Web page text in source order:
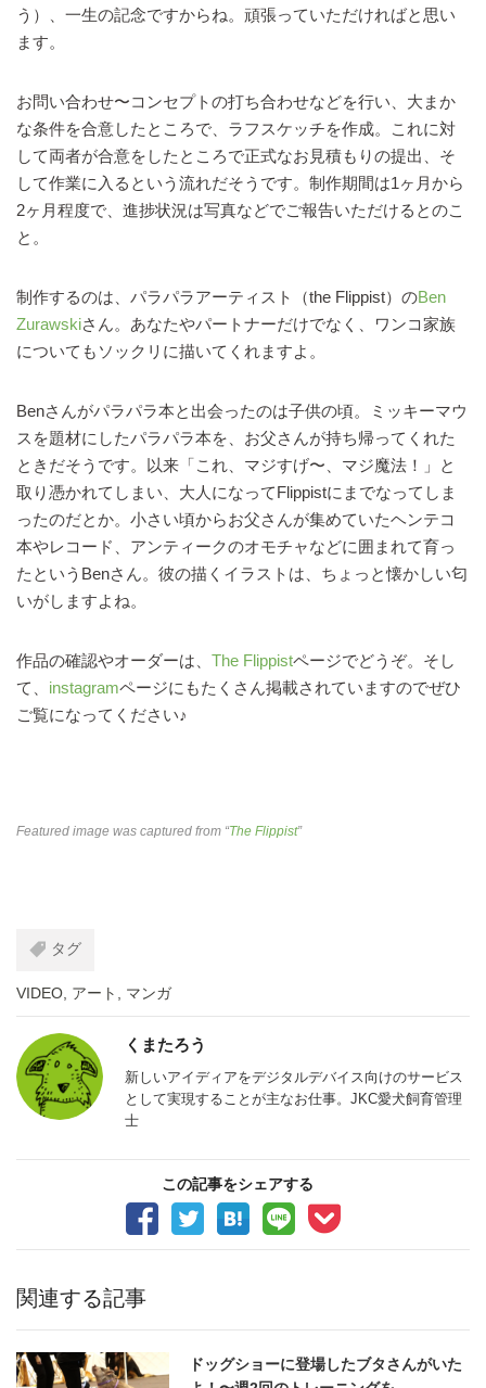
う）、一生の記念ですからね。頑張っていただければと思い
ます。
お問い合わせ〜コンセプトの打ち合わせなどを行い、大まか
な条件を合意したところで、ラフスケッチを作成。これに対
して両者が合意をしたところで正式なお見積もりの提出、そ
して作業に入るという流れだそうです。制作期間は1ヶ月から
2ヶ月程度で、進捗状況は写真などでご報告いただけるとのこ
と。
制作するのは、パラパラアーティスト（the Flippist）のBen
Zurawskiさん。あなたやパートナーだけでなく、ワンコ家族
についてもソックリに描いてくれますよ。
Benさんがパラパラ本と出会ったのは子供の頃。ミッキーマウ
スを題材にしたパラパラ本を、お父さんが持ち帰ってくれた
ときだそうです。以来「これ、マジすげ〜、マジ魔法！」と
取り憑かれてしまい、大人になってFlippistにまでなってしま
ったのだとか。小さい頃からお父さんが集めていたヘンテコ
本やレコード、アンティークのオモチャなどに囲まれて育っ
たというBenさん。彼の描くイラストは、ちょっと懐かしい匂
いがしますよね。
作品の確認やオーダーは、 The Flippistページでどうぞ。そし
て、 instagramページにもたくさん掲載されていますのでぜひ
ご覧になってください♪
Featured image was captured from “The Flippist”
タグ
VIDEO アート マンガ
くまたろう
新しいアイディアをデジタルデバイス向けのサービス
として実現することが主なお仕事。JKC愛犬飼育管理
士
この記事をシェアする
関連する記事
ドッグショーに登場したブタさんがいた